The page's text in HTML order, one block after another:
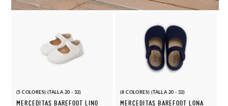
(5 COLORES) (TALLA 20 - 32)
MERCEDITAS BAREFOOT LINO
(8 COLORES) (TALLA 20 - 32)
MERCEDITAS BAREFOOT LONA